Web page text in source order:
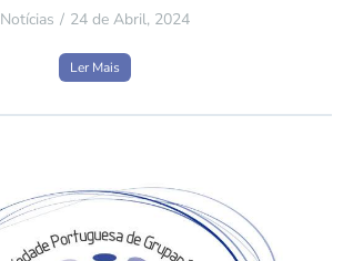
Notícias 24 de Abril, 2024
Ler Mais